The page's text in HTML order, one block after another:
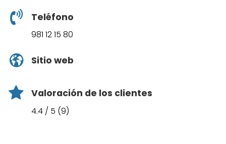
Teléfono
981 12 15 80
Sitio web
Valoración de los clientes
4.4 / 5 (9)